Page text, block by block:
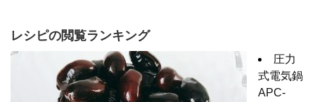
レシピの閲覧ランキング
圧力
式電気鍋
APC-